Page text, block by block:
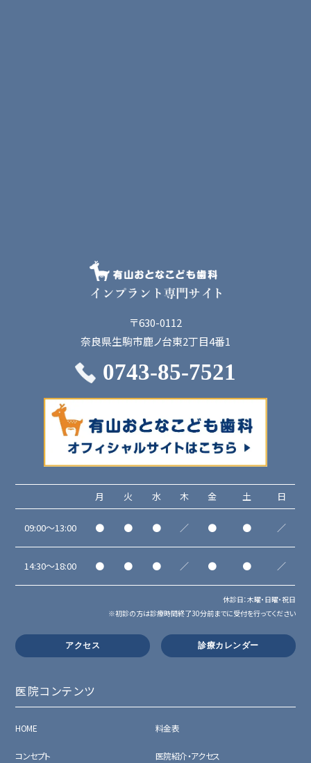
〒630-0112
奈良県生駒市鹿ノ台東2丁目4番1
0743-85-7521
月 火 水 木 金 土 日
09:00～13:00 ● ● ● ／ ● ● ／
14:30～18:00 ● ● ● ／ ● ● ／
休診日：木曜・日曜・祝日
※初診の方は診療時間終了30分前までに受付を行ってください
アクセス 診療カレンダー
医院コンテンツ
HOME 料金表
コンセプト 医院紹介・アクセス